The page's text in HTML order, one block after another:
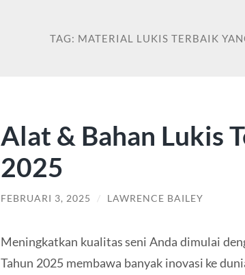
TAG: MATERIAL LUKIS TERBAIK
Alat & Bahan Lukis
2025
FEBRUARI 3, 2025 / LAWRENCE BAILEY
Meningkatkan kualitas seni Anda dimulai
Tahun 2025 membawa banyak inovasi ke